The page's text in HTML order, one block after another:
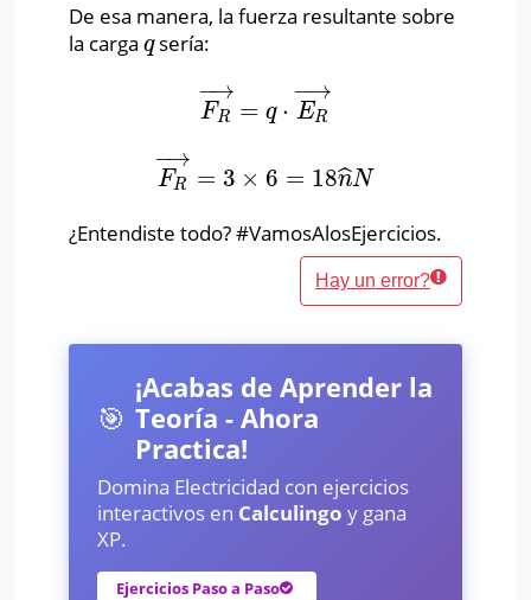
De esa manera, la fuerza resultante sobre
la carga q
qsería:
FR
−→
= q ⋅ ER
−→
FR→=q⋅ER→
FR
−→
= 3 × 6 = 18n
ˆN
FR→=3 × 6= 18 n^ N
¿Entendiste todo? #VamosAlosEjercicios.
Hay un error?
🎯
¡Acabas de Aprender la
Teoría - Ahora
Practica!
Domina Electricidad con ejercicios
interactivos en Calculingo y gana
XP.
Ejercicios Paso a Paso